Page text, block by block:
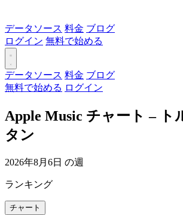
データソース 料金 ブログ
ログイン 無料で始める
データソース 料金 ブログ
無料で始める ログイン
Apple Music チャート – ト
タン
2026年8月6日 の週
ランキング
チャート